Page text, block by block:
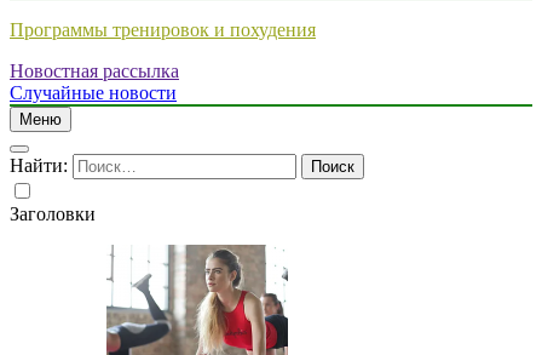
Программы тренировок и похудения
Новостная рассылка
Случайные новости
Меню
Найти:
Заголовки